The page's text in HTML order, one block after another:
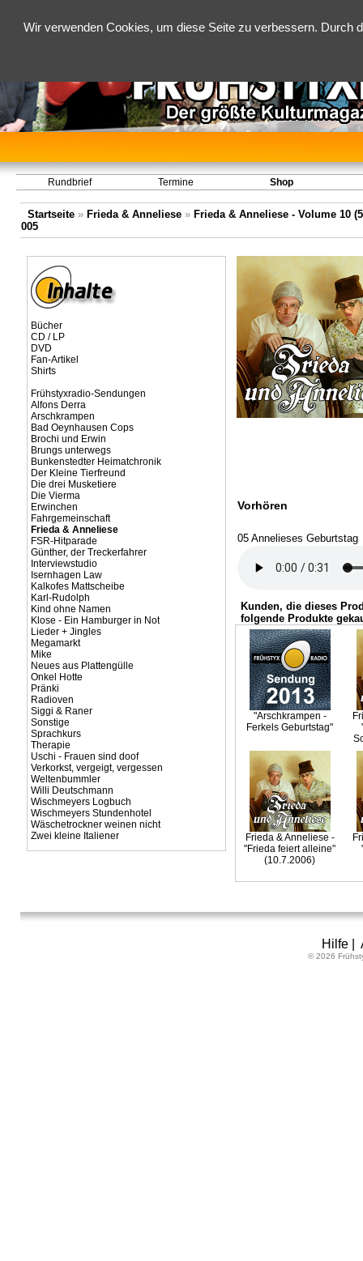
Wir verwenden Cookies, um diese Seite zu verbessern.
Rundbrief Termine Shop
Startseite» Frieda & Anneliese» Frieda & Anneliese - Volume 10
005
Bücher
CD / LP
DVD
Fan-Artikel
Shirts
Frühstyxradio-Sendungen
Alfons Derra
Arschkrampen
Bad Oeynhausen Cops
Brochi und Erwin
Brungs unterwegs
Bunkenstedter Heimatchronik
Der Kleine Tierfreund
Die drei Musketiere
Die Vierma
Erwinchen
Fahrgemeinschaft
Frieda & Anneliese
FSR-Hitparade
Günther, der Treckerfahrer
Interviewstudio
Isernhagen Law
Kalkofes Mattscheibe
Karl-Rudolph
Kind ohne Namen
Klose - Ein Hamburger in Not
Lieder + Jingles
Megamarkt
Mike
Neues aus Plattengülle
Onkel Hotte
Pränki
Radioven
Siggi & Raner
Sonstige
Sprachkurs
Therapie
Uschi - Frauen sind doof
Verkorkst, vergeigt, vergessen
Weltenbummler
Willi Deutschmann
Wischmeyers Logbuch
Wischmeyers Stundenhotel
Wäschetrockner weinen nicht
Zwei kleine Italiener
Vorhören
05 Annelieses Geburtstag
Kunden, die dieses
folgende Produkte
"Arschkrampen -
Ferkels Geburtstag"
Frieda & Anneliese -
"Frieda feiert alleine"
(10.7.2006)
Hilfe|
© 2026